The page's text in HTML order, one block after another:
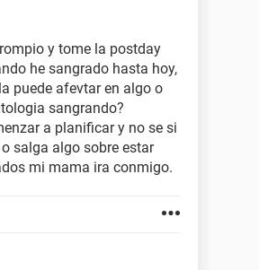
y tome la postday
he sangrado hasta hoy,
puede afevtar en algo o
sangrando?
a planificar y no se si
salga algo sobre estar
mi mama ira conmigo.